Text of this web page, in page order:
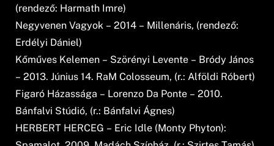
(rendező: Harmath Imre)
Negyvenen Vagyok – 2014 – Millenáris, (rendező:
Erdélyi Dániel)
Kőműves Kelemen – Szörényi Levente – Bródy János
– 2013. Június 14. RaM Colosseum, (r.: Alföldi Róbert)
Figaró Házassága – Lorenzo Da Ponte – 2010.
Bánfalvi Stúdió, (r.: Bánfalvi Ágnes)
HERBERT HERCEG – Eric Idle (Monty Phyton):